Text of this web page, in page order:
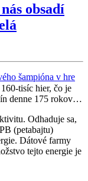
obsadí
šampióna v hre
tisíc hier, čo je
denne 175 rokov…
Odhaduje sa,
(petabajtu)
Dátové farmy
tejto energie je